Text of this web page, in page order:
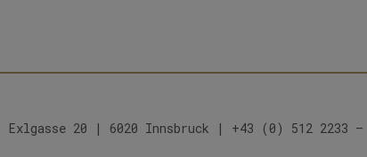
Exlgasse 20 | 6020 Innsbruck | +43 (0) 512 2233 –